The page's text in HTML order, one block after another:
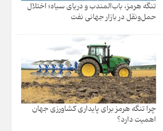
تنگه هرمز، باب‌المندب و دریای سیاه؛ اختلال
حمل‌ونقل در بازار جهانی نفت
چرا تنگه هرمز برای پایداری کشاورزی جهان
اهمیت دارد؟